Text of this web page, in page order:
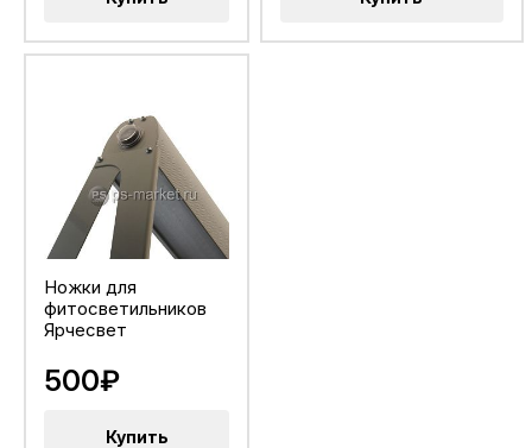
Ножки для
фитосветильников
Ярчесвет
500₽
Купить